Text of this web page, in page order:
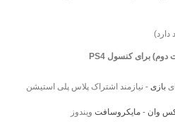
بازی - نیازمند اشتراک پلاس پلی استیشن
وان -مایکروسافت ویندوز